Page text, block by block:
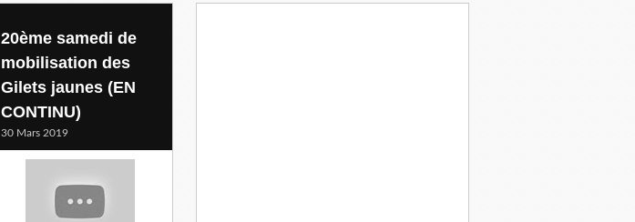
20ème samedi de
mobilisation des
Gilets jaunes (EN
CONTINU)
30 Mars 2019